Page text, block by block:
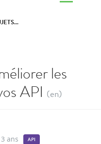
les
API (en)
ans API